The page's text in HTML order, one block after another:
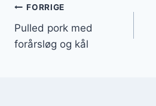
Indlægsnavigation
FORRIGE
Pulled pork med
forårsløg og kål